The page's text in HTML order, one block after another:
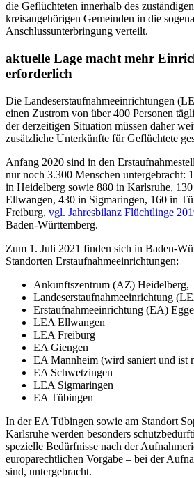
die Geflüchteten innerhalb des
kreisangehörigen Gemeinden in die
Anschlussunterbringung verteilt.
aktuelle Lage macht mehr
erforderlich
Die Landeserstaufnahmeeinrichtungen
einen Zustrom von über 400 Personen
der derzeitigen Situation müssen daher
zusätzliche Unterkünfte für Geflüchtete
Anfang 2020 sind in den
nur noch 3.300 Menschen untergebracht:
in Heidelberg sowie 880 in Karlsruhe,
Ellwangen, 430 in Sigmaringen, 160 in
Freiburg, vgl. Jahresbilanz Flüchtlinge
Baden-Württemberg.
Zum 1. Juli 2021 finden sich in Baden-
Standorten Erstaufnahmeeinrichtungen:
Ankunftszentrum (AZ) Heidelberg,
Landeserstaufnahmeeinrichtung
Erstaufnahmeeinrichtung (EA)
LEA Ellwangen
LEA Freiburg
EA Giengen
EA Mannheim (wird saniert und ist
EA Schwetzingen
LEA Sigmaringen
EA Tübingen
In der EA Tübingen sowie am Standort
Karlsruhe werden besonders
spezielle Bedürfnisse nach der
europarechtlichen Vorgabe – bei der
sind, untergebracht.